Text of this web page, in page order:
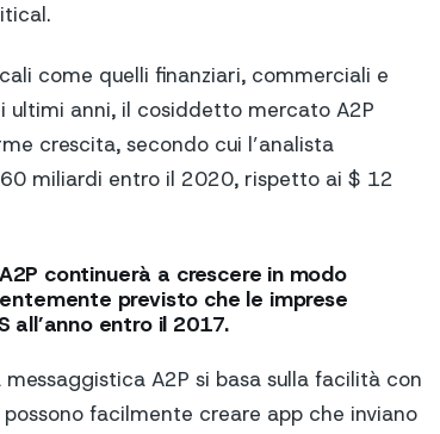
come quelli finanziari, commerciali e
ultimi anni, il cosiddetto mercato A2P
crescita, secondo cui l’analista
60 miliardi entro il 2020, rispetto ai $ 12
continuerà a crescere in modo
previsto che le imprese
entro il 2017.
A2P si basa sulla facilità con
facilmente creare app che inviano